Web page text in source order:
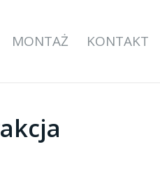
MONTAŻ KONTAKT